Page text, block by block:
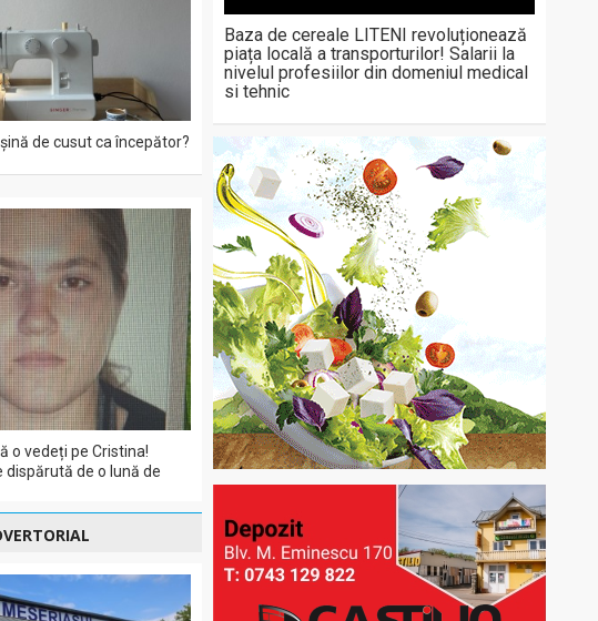
de cusut ca începător?
o vedeți pe Cristina!
de o lună de
Baza de cereale LITENI revoluționează
piața locală a transporturilor! Salarii la
nivelul profesiilor din domeniul medical
si tehnic